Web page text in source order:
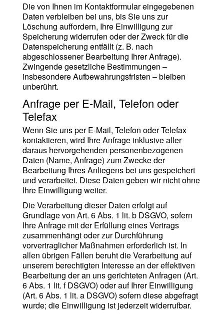
Die von Ihnen im Kontaktformular eingegebenen
Daten verbleiben bei uns, bis Sie uns zur
Löschung auffordern, Ihre Einwilligung zur
Speicherung widerrufen oder der Zweck für die
Datenspeicherung entfällt (z. B. nach
abgeschlossener Bearbeitung Ihrer Anfrage).
Zwingende gesetzliche Bestimmungen –
insbesondere Aufbewahrungsfristen – bleiben
unberührt.
Anfrage per E-Mail, Telefon oder
Telefax
Wenn Sie uns per E-Mail, Telefon oder Telefax
kontaktieren, wird Ihre Anfrage inklusive aller
daraus hervorgehenden personenbezogenen
Daten (Name, Anfrage) zum Zwecke der
Bearbeitung Ihres Anliegens bei uns gespeichert
und verarbeitet. Diese Daten geben wir nicht ohne
Ihre Einwilligung weiter.
Die Verarbeitung dieser Daten erfolgt auf
Grundlage von Art. 6 Abs. 1 lit. b DSGVO, sofern
Ihre Anfrage mit der Erfüllung eines Vertrags
zusammenhängt oder zur Durchführung
vorvertraglicher Maßnahmen erforderlich ist. In
allen übrigen Fällen beruht die Verarbeitung auf
unserem berechtigten Interesse an der effektiven
Bearbeitung der an uns gerichteten Anfragen (Art.
6 Abs. 1 lit. f DSGVO) oder auf Ihrer Einwilligung
(Art. 6 Abs. 1 lit. a DSGVO) sofern diese abgefragt
wurde; die Einwilligung ist jederzeit widerrufbar.